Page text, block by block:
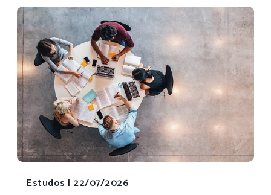
Estudos | 22/07/2026